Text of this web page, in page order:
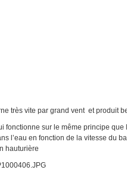
très vite par grand vent et produit
sur le même principe que
l’eau en fonction de la vitesse du
hauturière